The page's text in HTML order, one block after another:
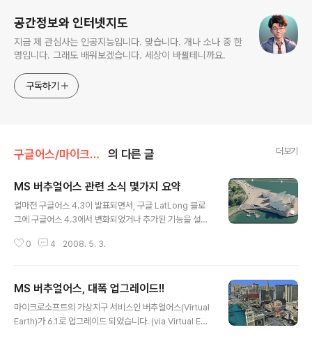
공간정보와 인터넷지도
지금 제 관심사는 인공지능입니다. 맞습니다. 개나 소나 중 한
명입니다. 그래도 배워보겠습니다. 세상이 바뀔테니까요.
구독하기
구글어스/마이크로소프트 의 다른 글 더보기
MS 버추얼어스 관련 소식 몇가지 요약
얼마전 구글어스 4.3이 발표되면서, 구글 LatLong 블로
그에 구글어스 4.3에서 변화되었거나 추가된 기능을 설명
고요. 그러다보니, 제 블로그에서도 상대적으로 열세에 처
치못할 사정으로 집에서 뒹굴거리고 있어, 이참에 미뤄둔
소식을 정리해 보도록 하겠습니다. 인디아나 존스 : 수정 해
골 왕국편(4/17) : 아래 그림은 버추얼어스의 인공위성영
0 4 2008. 5. 3.
MS 버추얼어스, 대폭 업그레이드!!
마이크로소프트의 가상지구 서비스인 버추얼어스(Virtual
Earth)가 6.1로 업그레이드 되었습니다. (via Virtual Eart